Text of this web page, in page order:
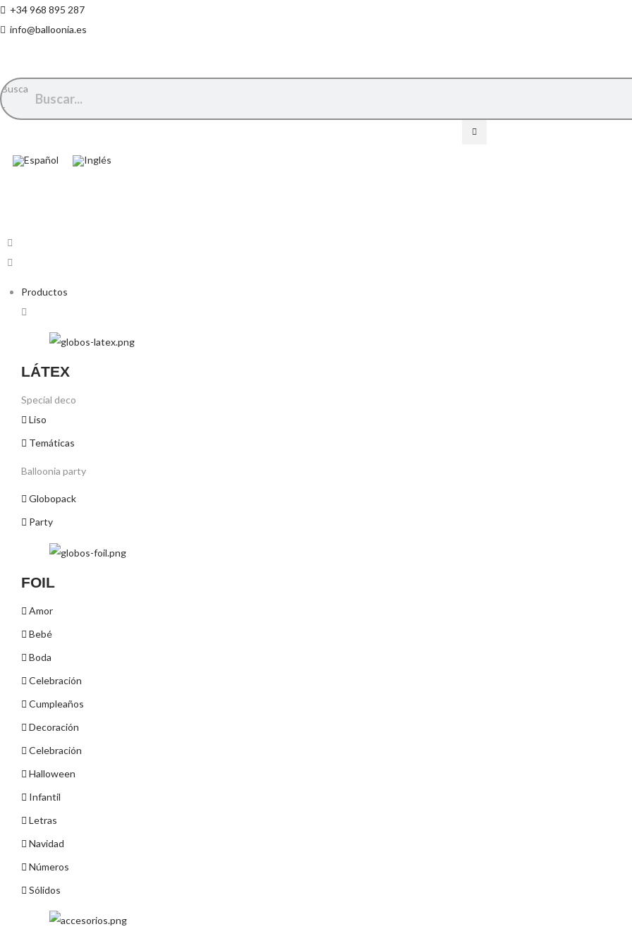
+34 968 895 287
info@balloonia.es
Busca
r
Productos
LÁTEX
Special deco
Liso
Temáticas
Balloonia party
Globopack
Party
FOIL
Amor
Bebé
Boda
Celebración
Cumpleaños
Decoración
Celebración
Halloween
Infantil
Letras
Navidad
Números
Sólidos